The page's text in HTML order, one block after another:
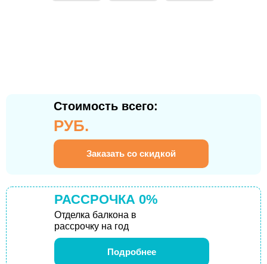
Стоимость всего:
РУБ.
Заказать со скидкой
РАССРОЧКА 0%
Отделка балкона в
рассрочку на год
Подробнее